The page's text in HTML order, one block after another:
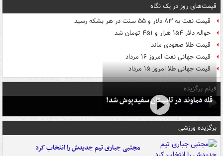
قیمت‌های روز در یک نگاه
قیمت نفت به ۸۳ دلار و ۵۵ سنت در هر بشکه رسید
حواله دلار ۱۵۴ هزار و ۴۵۱ تومان شد
قیمت طلا صعودی ماند
قیمت جهانی نفت امروز ۱۶ مرداد
قیمت جهانی طلا امروز ۱۵ مرداد
فیلم برگزیده
قله دماوند در تابستان سفیدپوش شد!
برگزیده ورزشی
مجتبی جباری تیم جدیدش را انتخاب کرد